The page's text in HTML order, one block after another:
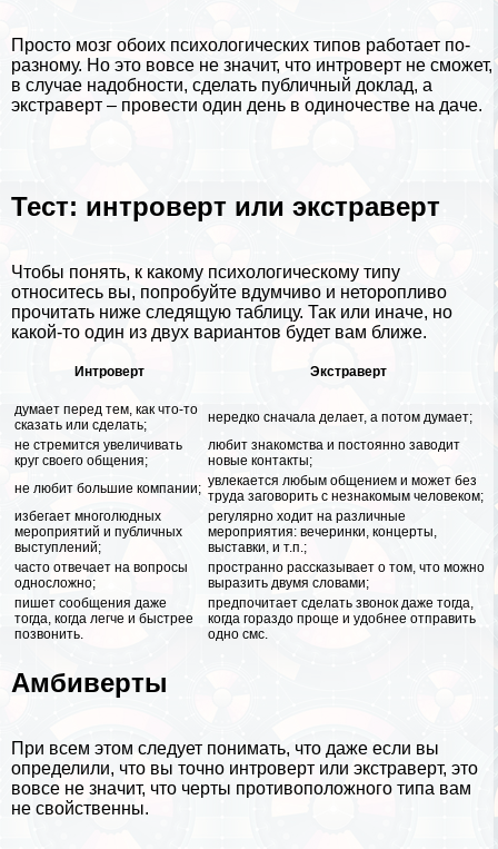
Просто мозг обоих психологических типов работает по-
разному. Но это вовсе не значит, что интроверт не сможет,
в случае надобности, сделать публичный доклад, а
экстраверт – провести один день в одиночестве на даче.
Тест: интроверт или экстраверт
Чтобы понять, к какому психологическому типу
относитесь вы, попробуйте вдумчиво и неторопливо
прочитать ниже следящую таблицу. Так или иначе, но
какой-то один из двух вариантов будет вам ближе.
Интроверт Экстраверт
думает перед тем, как что-то
сказать или сделать;
нередко сначала делает, а потом думает;
не стремится увеличивать
круг своего общения;
любит знакомства и постоянно заводит
новые контакты;
не любит большие компании; увлекается любым общением и может без
труда заговорить с незнакомым человеком;
избегает многолюдных
мероприятий и публичных
выступлений;
регулярно ходит на различные
мероприятия: вечеринки, концерты,
выставки, и т.п.;
часто отвечает на вопросы
односложно;
пространно рассказывает о том, что можно
выразить двумя словами;
пишет сообщения даже
тогда, когда легче и быстрее
позвонить.
предпочитает сделать звонок даже тогда,
когда гораздо проще и удобнее отправить
одно смс.
Амбиверты
При всем этом следует понимать, что даже если вы
определили, что вы точно интроверт или экстраверт, это
вовсе не значит, что черты противоположного типа вам
не свойственны.